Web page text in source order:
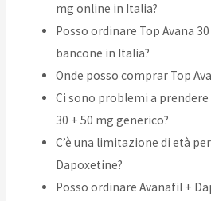
mg online in Italia?
Posso ordinare Top Avana
bancone in Italia?
Onde posso comprar Top
Ci sono problemi a prendere
30 + 50 mg generico?
C’è una limitazione di età
Dapoxetine?
Posso ordinare Avanafil +